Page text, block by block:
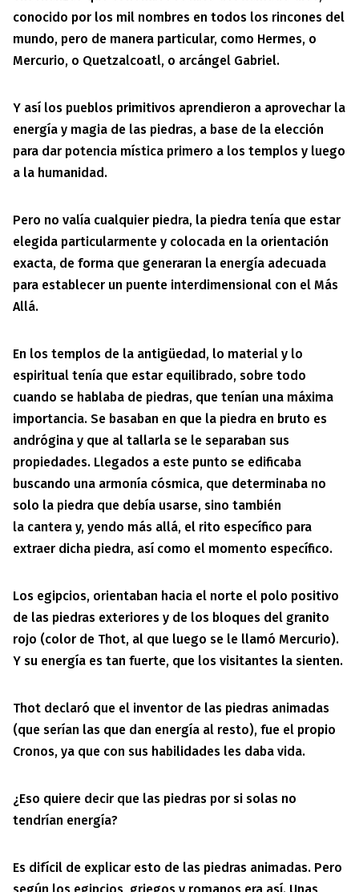
conocido por los mil nombres en todos los rincones del
mundo, pero de manera particular, como Hermes, o
Mercurio, o Quetzalcoatl, o arcángel Gabriel.
Y así los pueblos primitivos aprendieron a aprovechar la
energía y magia de las piedras, a base de la elección
para dar potencia mística primero a los templos y luego
a la humanidad.
Pero no valía cualquier piedra, la piedra tenía que estar
elegida particularmente y colocada en la orientación
exacta, de forma que generaran la energía adecuada
para establecer un puente interdimensional con el Más
Allá.
En los templos de la antigüedad, lo material y lo
espiritual tenía que estar equilibrado, sobre todo
cuando se hablaba de piedras, que tenían una máxima
importancia. Se basaban en que la piedra en bruto es
andrógina y que al tallarla se le separaban sus
propiedades. Llegados a este punto se edificaba
buscando una armonía cósmica, que determinaba no
solo la piedra que debía usarse, sino también
la cantera y, yendo más allá, el rito específico para
extraer dicha piedra, así como el momento específico.
Los egipcios, orientaban hacia el norte el polo positivo
de las piedras exteriores y de los bloques del granito
rojo (color de Thot, al que luego se le llamó Mercurio).
Y su energía es tan fuerte, que los visitantes la sienten.
Thot declaró que el inventor de las piedras animadas
(que serían las que dan energía al resto), fue el propio
Cronos, ya que con sus habilidades les daba vida.
¿Eso quiere decir que las piedras por si solas no
tendrían energía?
Es difícil de explicar esto de las piedras animadas. Pero